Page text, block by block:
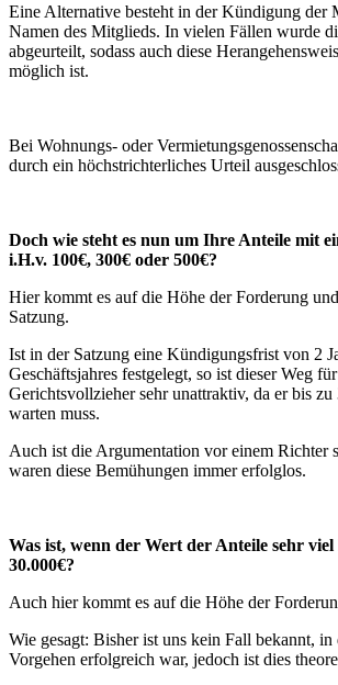
Eine Alternative besteht in der Kündigung der
Namen des Mitglieds. In vielen Fällen wurde
abgeurteilt, sodass auch diese
möglich ist.
Bei Wohnungs- oder
durch ein höchstrichterliches Urteil
Doch wie steht es nun um Ihre Anteile mit
i.H.v. 100€, 300€ oder 500€?
Hier kommt es auf die Höhe der Forderung
Satzung.
Ist in der Satzung eine Kündigungsfrist von 2
Geschäftsjahres festgelegt, so ist dieser Weg
Gerichtsvollzieher sehr unattraktiv, da er bis zu
warten muss.
Auch ist die Argumentation vor einem Richter
waren diese Bemühungen immer erfolglos.
Was ist, wenn der Wert der Anteile sehr viel
30.000€?
Auch hier kommt es auf die Höhe der
Wie gesagt: Bisher ist uns kein Fall bekannt, in
Vorgehen erfolgreich war, jedoch ist dies